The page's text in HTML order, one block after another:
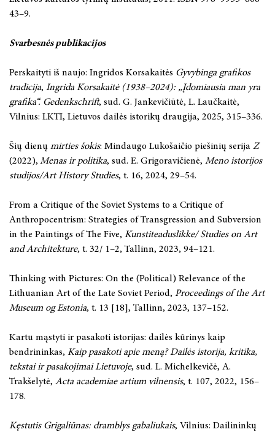
43–9.
Svarbesnės publikacijos
Perskaityti iš naujo: Ingridos Korsakaitės Gyvybinga grafikos
tradicija, Ingrida Korsakaitė (1938–2024): „Įdomiausia man yra
grafika“. Gedenkschrift, sud. G. Jankevičiūtė, L. Laučkaitė,
Vilnius: LKTI, Lietuvos dailės istorikų draugija, 2025, 315–336.
Šių dienų mirties šokis: Mindaugo Lukošaičio piešinių serija Z
(2022), Menas ir politika, sud. E. Grigoravičienė, Meno istorijos
studijos/Art History Studies, t. 16, 2024, 29–54.
From a Critique of the Soviet Systems to a Critique of
Anthropocentrism: Strategies of Transgression and Subversion
in the Paintings of The Five, Kunstiteaduslikke/ Studies on Art
and Architekture, t. 32/ 1–2, Tallinn, 2023, 94–121.
Thinking with Pictures: On the (Political) Relevance of the
Lithuanian Art of the Late Soviet Period, Proceedings of the Art
Museum og Estonia, t. 13 [18], Tallinn, 2023, 137–152.
Kartu mąstyti ir pasakoti istorijas: dailės kūrinys kaip
bendrininkas, Kaip pasakoti apie meną? Dailės istorija, kritika,
tekstai ir pasakojimai Lietuvoje, sud. L. Michelkevičė, A.
Trakšelytė, Acta academiae artium vilnensis, t. 107, 2022, 156–
178.
Kęstutis Grigaliūnas: dramblys gabaliukais, Vilnius: Dailininkų